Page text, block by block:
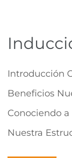
Introducción
Beneficios
Conociendo
Nuestra